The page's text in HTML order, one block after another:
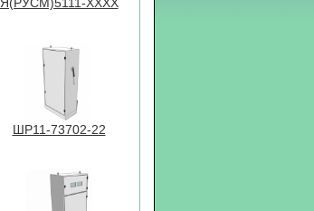
ШР11-73702-22